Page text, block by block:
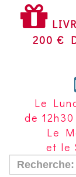
À
€
LA
200 €
Le
de
Le
et le